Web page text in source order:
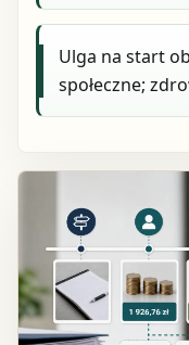
Ulga na start
społeczne;